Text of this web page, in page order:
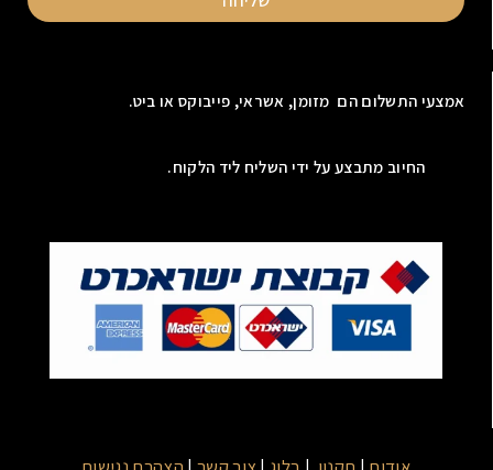
אמצעי התשלום הם מזומן, אשראי, פייבוקס או ביט.
החיוב מתבצע על ידי השליח ליד הלקוח.